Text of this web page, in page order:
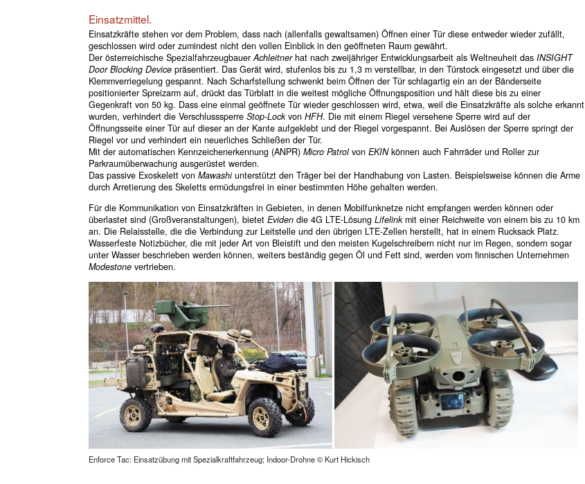
Einsatzmittel.
Einsatzkräfte stehen vor dem Problem, dass nach (allenfalls gewaltsamen) Öffnen einer Tür diese entweder wieder zufällt,
geschlossen wird oder zumindest nicht den vollen Einblick in den geöffneten Raum gewährt.
Der österreichische SpezialfahrzeugbauerAchleitnerhat nach zweijähriger Entwicklungsarbeit als Weltneuheit das INSIGHT
Door Blocking Devicepräsentiert. Das Gerät wird, stufenlos bis zu 1,3 m verstellbar, in den Türstock eingesetzt und über die
Klemmverriegelung gespannt. Nach Scharfstellung schwenkt beim Öffnen der Tür schlagartig ein an der Bänderseite
positionierter Spreizarm auf, drückt das Türblatt in die weitest mögliche Öffnungsposition und hält diese bis zu einer
Gegenkraft von 50 kg. Dass eine einmal geöffnete Tür wieder geschlossen wird, etwa, weil die Einsatzkräfte als solche erkannt
wurden, verhindert die Verschlusssperre Stop-Lockvon HFH. Die mit einem Riegel versehene Sperre wird auf der
Öffnungsseite einer Tür auf dieser an der Kante aufgeklebt und der Riegel vorgespannt. Bei Auslösen der Sperre springt der
Riegel vor und verhindert ein neuerliches Schließen der Tür.
Mit der automatischen Kennzeichenerkennung (ANPR) Micro Patrolvon EKINkönnen auch Fahrräder und Roller zur
Parkraumüberwachung ausgerüstet werden.
Das passive Exoskelett von Mawashiunterstützt den Träger bei der Handhabung von Lasten. Beispielsweise können die Arme
durch Arretierung des Skeletts ermüdungsfrei in einer bestimmten Höhe gehalten werden.
Für die Kommunikation von Einsatzkräften in Gebieten, in denen Mobilfunknetze nicht empfangen werden können oder
überlastet sind (Großveranstaltungen), bietet Evidendie 4G LTE-Lösung Lifelinkmit einer Reichweite von einem bis zu 10 km
an. Die Relaisstelle, die die Verbindung zur Leitstelle und den übrigen LTE-Zellen herstellt, hat in einem Rucksack Platz.
Wasserfeste Notizbücher, die mit jeder Art von Bleistift und den meisten Kugelschreibern nicht nur im Regen, sondern sogar
unter Wasser beschrieben werden können, weiters beständig gegen Öl und Fett sind, werden vom finnischen Unternehmen
Modestonevertrieben.
Enforce Tac: Einsatzübung mit Spezialkraftfahrzeug; Indoor-Drohne © Kurt Hickisch